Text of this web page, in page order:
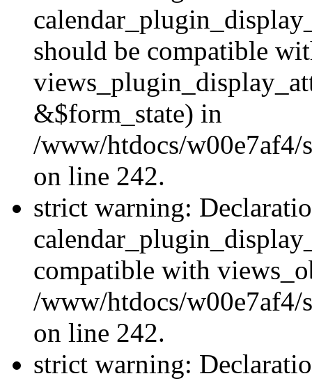
should be compatible
&$form_state) in
/www/htdocs/w00e7af4/
on line 242.
strict warning:
compatible with
/www/htdocs/w00e7af4/
on line 242.
strict warning: